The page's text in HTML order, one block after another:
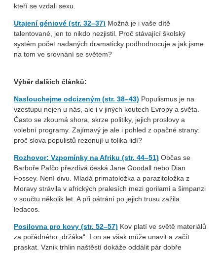
kteří se vzdali sexu.
Utajení géniové (str. 32–37) Možná je i vaše dítě
talentované, jen to nikdo nezjistil. Proč stávající školský
systém počet nadaných dramaticky podhodnocuje a jak jsme
na tom ve srovnání se světem?
Výběr dalších článků:
Naslouchejme odcizeným (str. 38–43) Populismus je na
vzestupu nejen u nás, ale i v jiných koutech Evropy a světa.
Často se zkoumá shora, skrze politiky, jejich proslovy a
volební programy. Zajímavý je ale i pohled z opačné strany:
proč slova populistů rezonují u tolika lidí?
Rozhovor: Vzpomínky na Afriku (str. 44–51) Občas se
Barboře Pafčo přezdívá česká Jane Goodall nebo Dian
Fossey. Není divu. Mladá primatoložka a parazitoložka z
Moravy strávila v afrických pralesích mezi gorilami a šimpanzi
v součtu několik let. A při pátrání po jejich trusu zažila
ledacos.
Posilovna pro kovy (str. 52–57) Kov platí ve světě materiálů
za pořádného „držáka“. I on se však může unavit a začít
praskat. Vznik trhlin naštěstí dokáže oddálit pár dobře